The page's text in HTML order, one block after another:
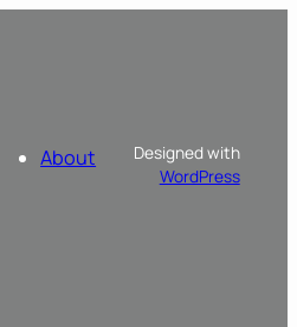
About
Designed with
WordPress